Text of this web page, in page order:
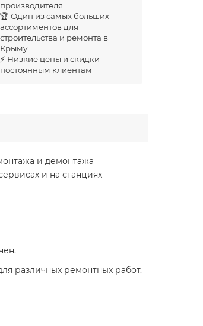
производителя
🏆 Один из самых больших
ассортиментов для
строительства и ремонта в
Крыму
⚡ Низкие цены и скидки
постоянным клиентам
и демонтажа
и на станциях
различных ремонтных работ.